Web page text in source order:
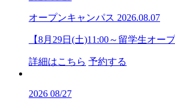
オープンキャンパス 2026.08.07
【8月29日(土)11:00～留学生オー
詳細はこちら 予約する
2026 08/27